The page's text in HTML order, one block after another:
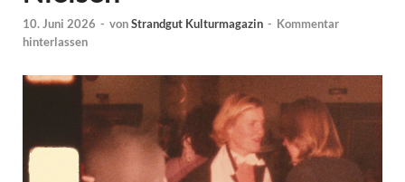
10. Juni 2026 - vonStrandgut Kulturmagazin - Kommentar
hinterlassen